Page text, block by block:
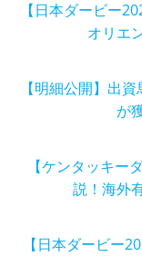
【日本ダービー
オリエ
【明細公開】出
が
【ケンタッキー
説！海外
【日本ダービー